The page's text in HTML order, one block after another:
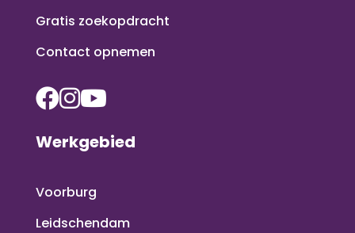
Gratis zoekopdracht
Contact opnemen
Werkgebied
Voorburg
Leidschendam